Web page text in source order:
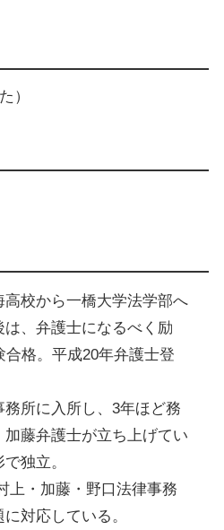
）
校から一橋大学法学部へ
は、弁護士になるべく励
格。平成20年弁護士登
所に入所し、3年ほど務
藤弁護士が立ち上げてい
独立。
上・加藤・野口法律事務
対応している。